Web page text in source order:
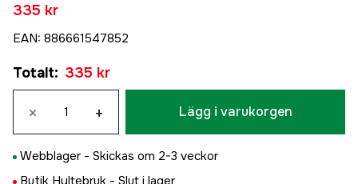
335 kr
EAN: 886661547852
Totalt: 335 kr
× + Lägg i varukorgen
Webblager - Skickas om 2-3 veckor